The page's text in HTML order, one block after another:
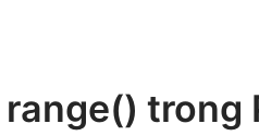
trong